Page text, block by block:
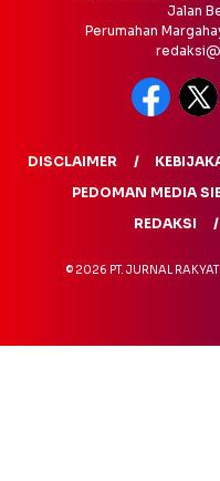
Jalan
Perumahan
DISCLAIMER
PEDOMAN MEDIA
REDAKSI
© 2026 PT. JURNAL